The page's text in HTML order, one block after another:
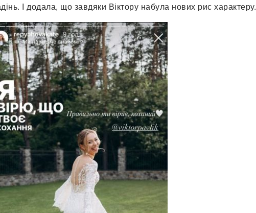
І додала, що завдяки Віктору набула нових рис характеру.